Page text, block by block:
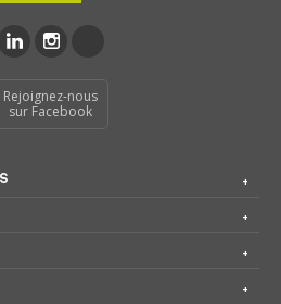
Rejoignez-nous
sur Facebook